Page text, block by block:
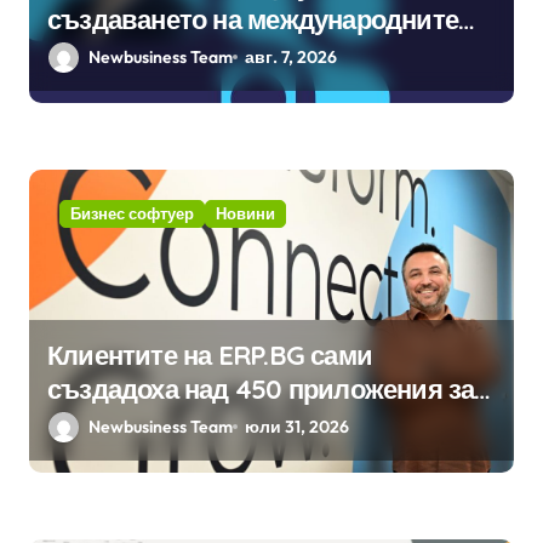
създаването на международните
стандарти за навлизане на
изкуствен интелект в
Newbusiness Team авг. 7, 2026
Бизнес софтуер Новини
Клиентите на ERP.BG сами
създадоха над 450 приложения за
ERP системата с помощта на
вградения в нея изкуствен
Newbusiness Team юли 31, 2026